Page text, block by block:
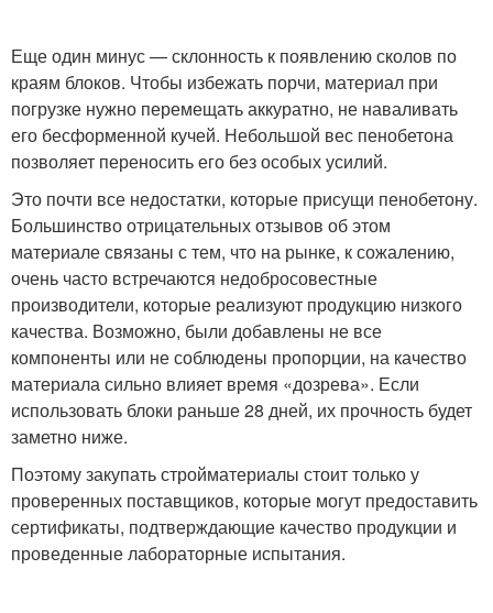
Еще один минус — склонность к появлению сколов по
краям блоков. Чтобы избежать порчи, материал при
погрузке нужно перемещать аккуратно, не наваливать
его бесформенной кучей. Небольшой вес пенобетона
позволяет переносить его без особых усилий.
Это почти все недостатки, которые присущи пенобетону.
Большинство отрицательных отзывов об этом
материале связаны с тем, что на рынке, к сожалению,
очень часто встречаются недобросовестные
производители, которые реализуют продукцию низкого
качества. Возможно, были добавлены не все
компоненты или не соблюдены пропорции, на качество
материала сильно влияет время «дозрева». Если
использовать блоки раньше 28 дней, их прочность будет
заметно ниже.
Поэтому закупать стройматериалы стоит только у
проверенных поставщиков, которые могут предоставить
сертификаты, подтверждающие качество продукции и
проведенные лабораторные испытания.